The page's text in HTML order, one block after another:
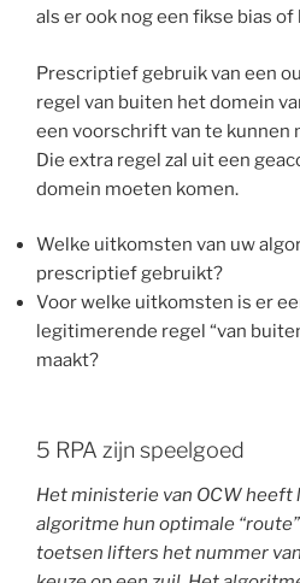
als er ook nog een fikse bias of
Prescriptief gebruik van een
regel van buiten het domein
een voorschrift van te kunnen
Die extra regel zal uit een
domein moeten komen.
Welke uitkomsten van uw
prescriptief gebruikt?
Voor welke uitkomsten is er
legitimerende regel “van
maakt?
5 RPA zijn speelgoed
Het ministerie van OCW
algoritme hun optimale
toetsen lifters het nummer